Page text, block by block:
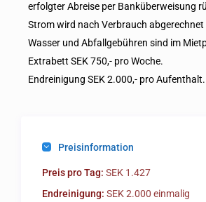
erfolgter Abreise per Banküberweisung
Strom wird nach Verbrauch abgerechnet
Wasser und Abfallgebühren sind im
Extrabett SEK 750,- pro Woche.
Endreinigung SEK 2.000,- pro Aufenthalt.
Preisinformation
Preis pro Tag: SEK 1.427
Endreinigung: SEK 2.000 einmalig